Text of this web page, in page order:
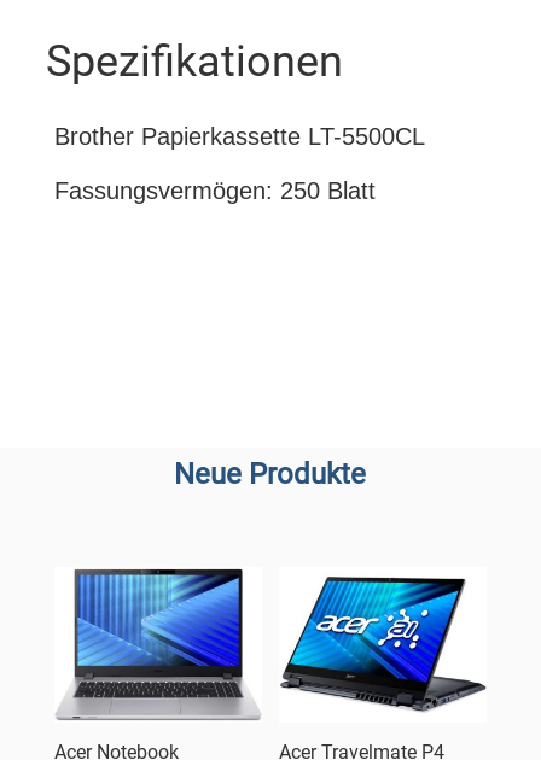
Spezifikationen
Brother Papierkassette LT-5500CL
Fassungsvermögen: 250 Blatt
Neue Produkte
Acer Notebook
Acer Travelmate P4